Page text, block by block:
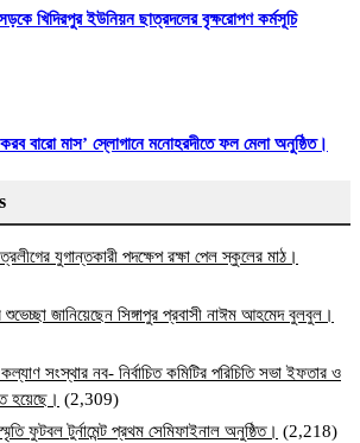
খিদিরপুর ইউনিয়ন ছাত্রদলের বৃক্ষরোপণ কর্মসূচি
বারো মাস’ স্লোগানে মনোহরদীতে ফল মেলা অনুষ্ঠিত।
যুগান্তকারী পদক্ষেপ রক্ষা পেল স্কুলের মাঠ।
জানিয়েছেন সিঙ্গাপুর প্রবাসী নাঈম আহমেদ বুলবুল।
সংস্থার নব- নির্বাচিত কমিটির পরিচিতি সভা ইফতার ও
হয়েছে। (2,309)
ফুটবল টুর্নামেন্ট প্রথম সেমিফাইনাল অনুষ্ঠিত। (2,218)